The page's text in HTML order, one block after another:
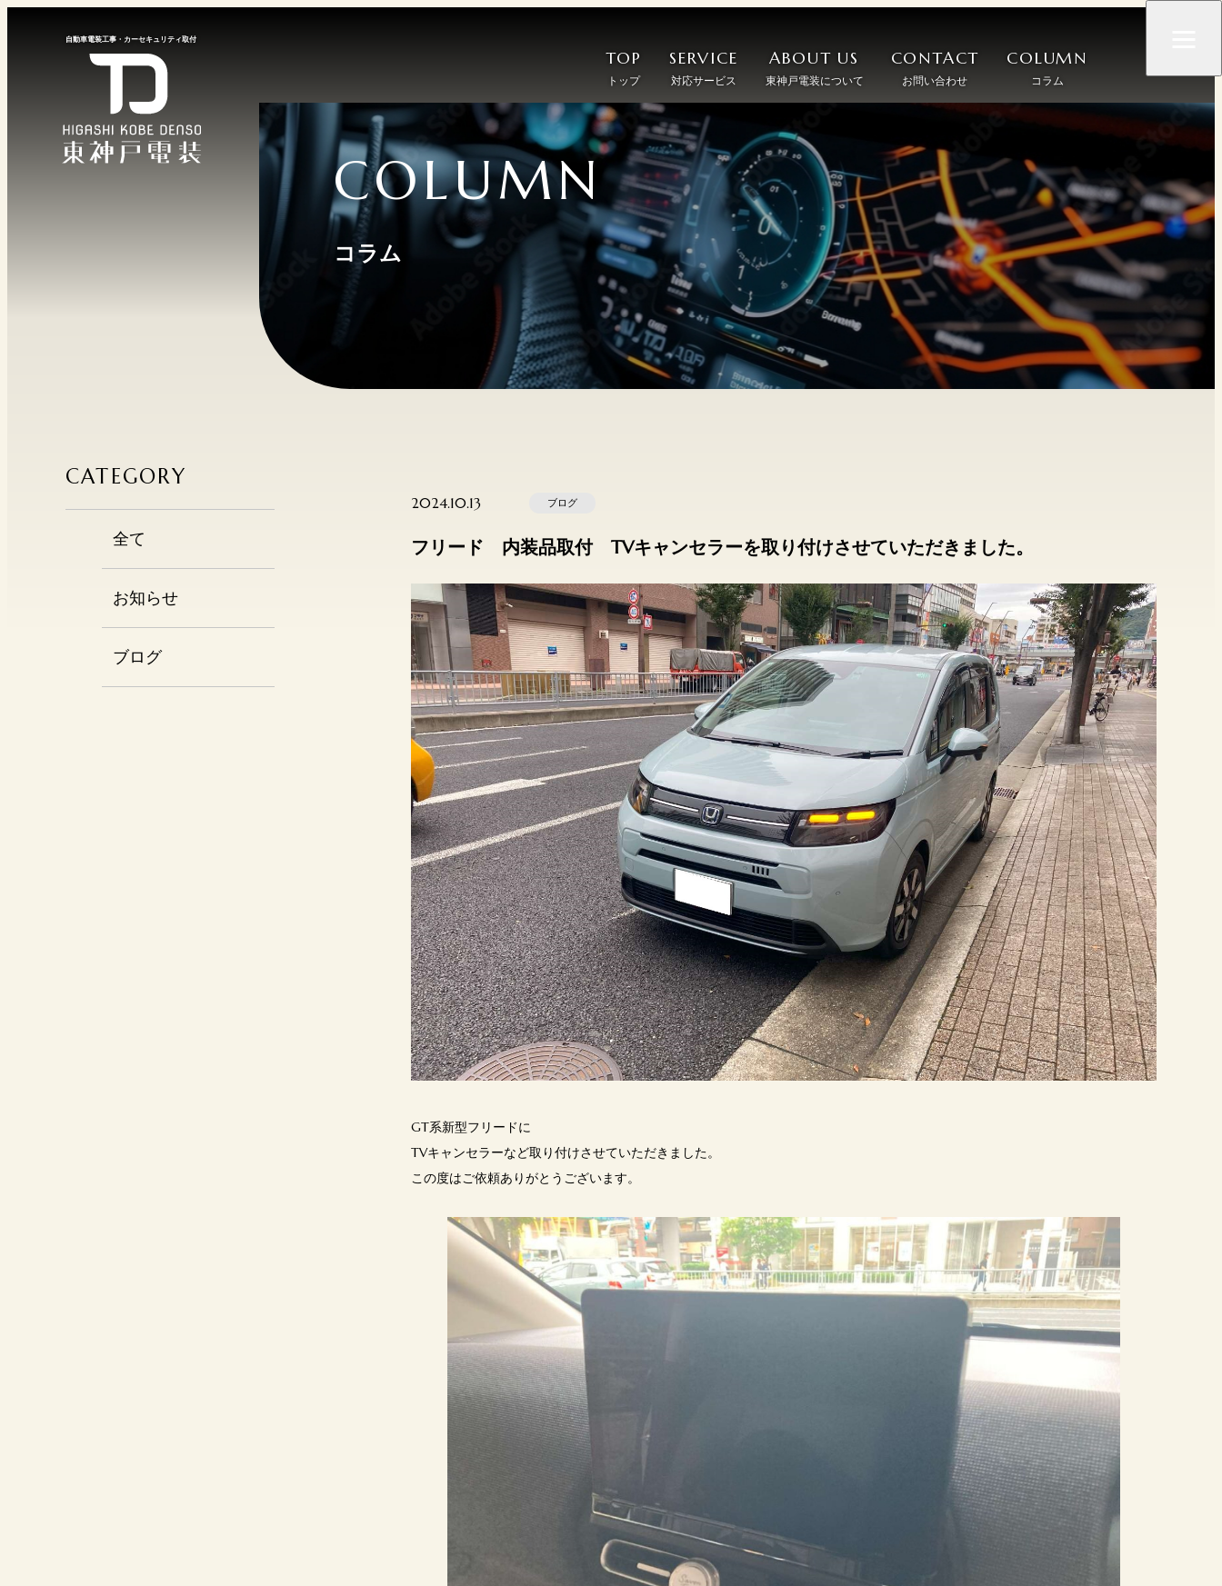
⾃動⾞電装⼯事 ・ カーセキュリティ取付
TOP
トップ
SERVICE
対応サービス
ABOUT US
東神戸電装について
CONTACT
お問い合わせ
COLUMN
コラム
COLUMN
コラム
CATEGORY
全て
お知らせ
ブログ
2024.10.13 ブログ
フリード 内装品取付 TVキャンセラーを取り付けさせていただきました。
GT系新型フリードに
TVキャンセラーなど取り付けさせていただきました。
この度はご依頼ありがとうございます。